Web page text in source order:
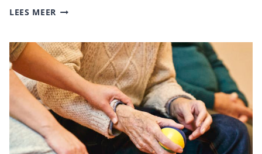
LEES MEER HET
LUNTEREN
HEEFT
HAAR
WERK
GEDAAN